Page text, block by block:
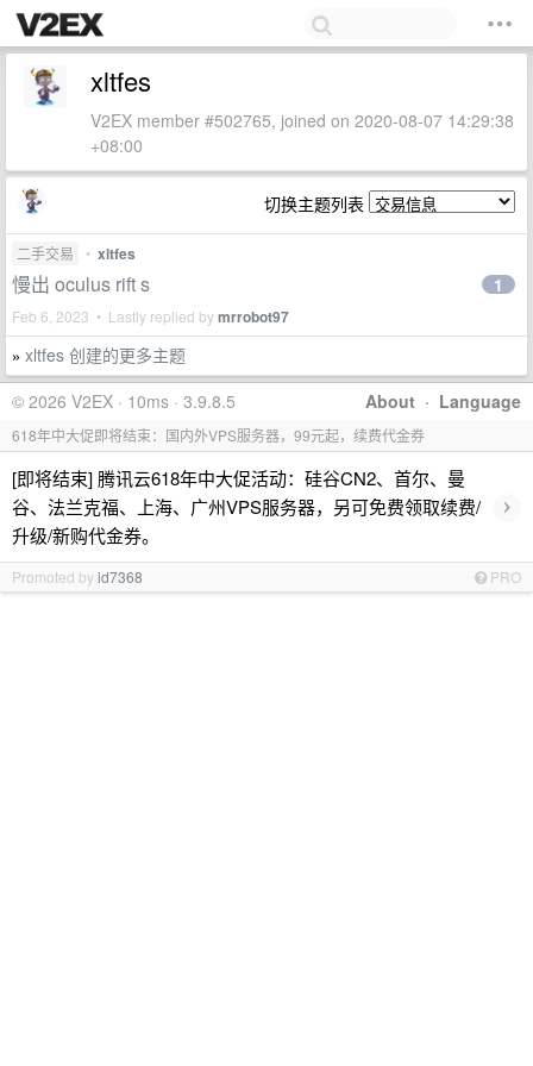
xltfes
V2EX member #502765, joined on 2020-08-07 14:29:38
+08:00
切换主题列表
二手交易 • xltfes
慢出 oculus rift s
Feb 6, 2023 • Lastly replied bymrrobot97
1
» xltfes 创建的更多主题
About · Language
© 2026 V2EX · 10ms · 3.9.8.5
618年中大促即将结束：国内外VPS服务器，99元起，续费代金券
[即将结束] 腾讯云618年中大促活动：硅谷CN2、首尔、曼
谷、法兰克福、上海、广州VPS服务器，另可免费领取续费/
升级/新购代金券。
›
Promoted byid7368 PRO